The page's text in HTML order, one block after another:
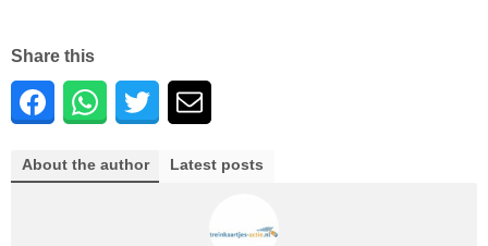
Share this
About the author Latest posts